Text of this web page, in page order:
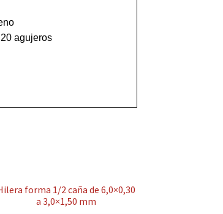
agujeros
forma 1/2 caña de 6,0×0,30
a 3,0×1,50 mm